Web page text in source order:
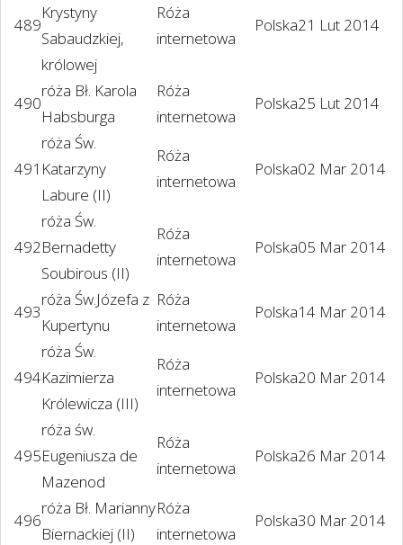
489
Krystyny
Sabaudzkiej,
królowej
Róża
internetowa
Polska21 Lut 2014
490
róża Bł. Karola
Habsburga
Róża
internetowa
Polska25 Lut 2014
491
róża Św.
Katarzyny
Labure (II)
Róża
internetowa
Polska02 Mar 2014
492
róża Św.
Bernadetty
Soubirous (II)
Róża
internetowa
Polska05 Mar 2014
493
róża Św.Józefa z
Kupertynu
Róża
internetowa
Polska14 Mar 2014
494
róża Św.
Kazimierza
Królewicza (III)
Róża
internetowa
Polska20 Mar 2014
495
róża św.
Eugeniusza de
Mazenod
Róża
internetowa
Polska26 Mar 2014
496
róża Bł. Marianny
Biernackiej (II)
Róża
internetowa
Polska30 Mar 2014